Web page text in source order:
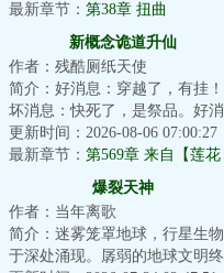
戏。风翎意外获...
最新章节： 第38章 扭曲
新概念诡道升仙
作者：残酷厕纸天使
简介：好消息：穿越了，有挂！
坏消息：快死了，是祭品。好消
息：我已成功奴役了邪神！…打
开为入侵仙界而...
更新时间：2026-08-06 07:00:27
最新章节： 第569章 来自【莲花
宫】的技术指导
爆裂天神
作者：当年离歌
简介：迷雾笼罩地球，行星生物
于深处涌现。孱弱的地球文明终